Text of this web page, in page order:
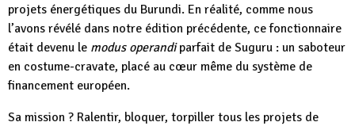
projets énergétiques du Burundi. En réalité, comme nous
l’avons révélé dans notre édition précédente, ce fonctionnaire
était devenu le modus operandiparfait de Suguru : un saboteur
en costume-cravate, placé au cœur même du système de
financement européen.
Sa mission ? Ralentir, bloquer, torpiller tous les projets de